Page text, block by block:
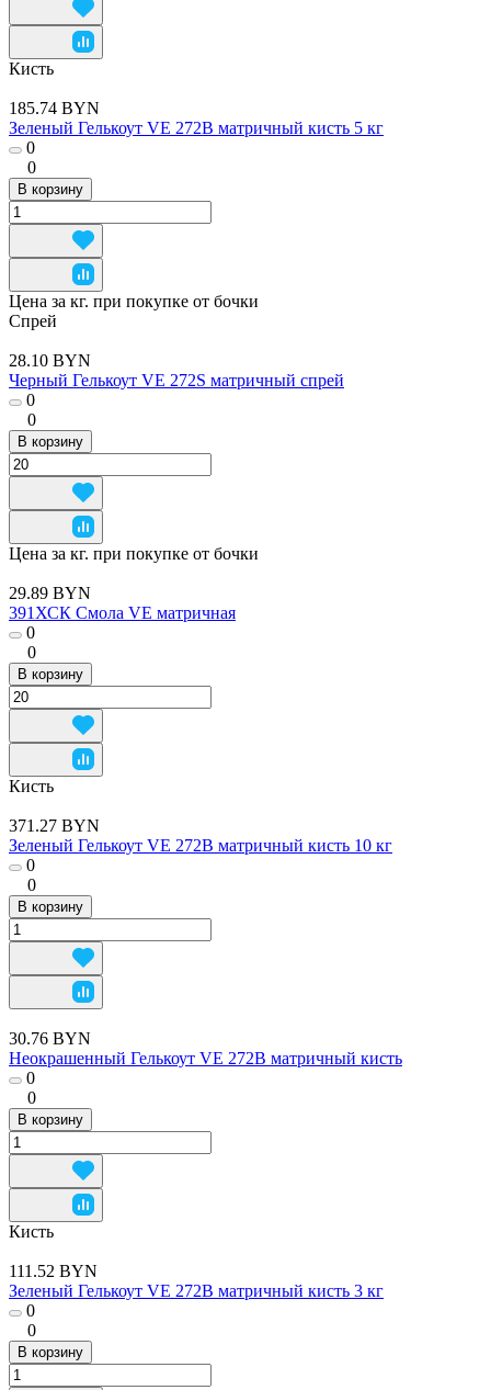
Кисть
185.74 BYN
Зеленый Гелькоут VE 272B матричный кисть 5 кг
0
0
В корзину
Цена за кг. при покупке от бочки
Спрей
28.10 BYN
Черный Гелькоут VE 272S матричный спрей
0
0
В корзину
Цена за кг. при покупке от бочки
29.89 BYN
391ХСК Смола VE матричная
0
0
В корзину
Кисть
371.27 BYN
Зеленый Гелькоут VE 272B матричный кисть 10 кг
0
0
В корзину
30.76 BYN
Неокрашенный Гелькоут VE 272B матричный кисть
0
0
В корзину
Кисть
111.52 BYN
Зеленый Гелькоут VE 272B матричный кисть 3 кг
0
0
В корзину